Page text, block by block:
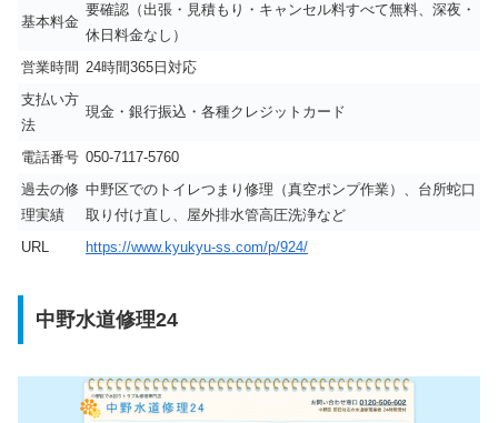
基本料金
要確認（出張・見積もり・キャンセル料すべて無料、深夜・
休日料金なし）
営業時間 24時間365日対応
支払い方
法
現金・銀行振込・各種クレジットカード
電話番号 050-7117-5760
過去の修
理実績
中野区でのトイレつまり修理（真空ポンプ作業）、台所蛇口
取り付け直し、屋外排水管高圧洗浄など
URL
https://www.kyukyu-ss.com/p/924/
中野水道修理24